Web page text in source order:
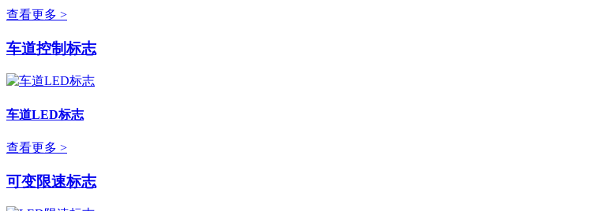
查看更多 >
车道控制标志
车道LED标志
查看更多 >
可变限速标志